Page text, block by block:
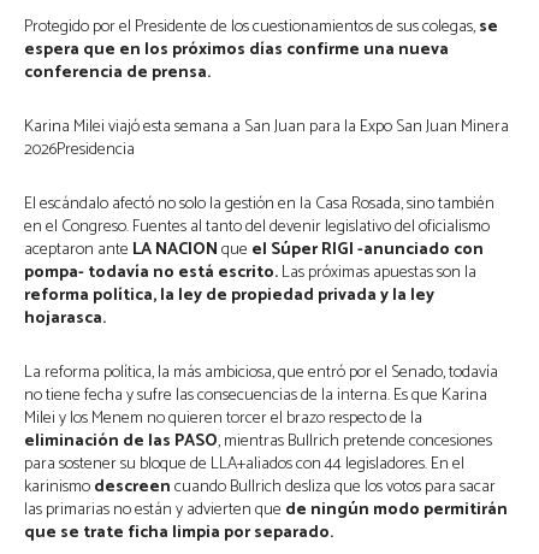
Protegido por el Presidente de los cuestionamientos de sus colegas,se
espera que en los próximos días confirme una nueva
conferencia de prensa.
Karina Milei viajó esta semana a San Juan para la Expo San Juan Minera
2026Presidencia
El escándalo afectó no solo la gestión en la Casa Rosada, sino también
en el Congreso. Fuentes al tanto del devenir legislativo del oficialismo
aceptaron ante LA NACIONque el Súper RIGI -anunciado con
pompa- todavía no está escrito.Las próximas apuestas son la
reforma política, la ley de propiedad privada y la ley
hojarasca.
La reforma política, la más ambiciosa, que entró por el Senado, todavía
no tiene fecha y sufre las consecuencias de la interna. Es que Karina
Milei y los Menem no quieren torcer el brazo respecto de la
eliminación de las PASO, mientras Bullrich pretende concesiones
para sostener su bloque de LLA+aliados con 44 legisladores. En el
karinismodescreencuando Bullrich desliza que los votos para sacar
las primarias no están y advierten que de ningún modo permitirán
que se trate ficha limpia por separado.